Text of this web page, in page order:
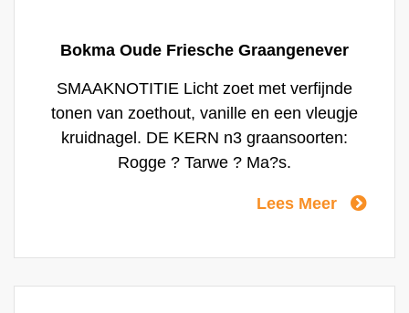
Bokma Oude Friesche Graangenever
SMAAKNOTITIE Licht zoet met verfijnde
tonen van zoethout, vanille en een vleugje
kruidnagel. DE KERN n3 graansoorten:
Rogge ? Tarwe ? Ma?s.
Lees Meer